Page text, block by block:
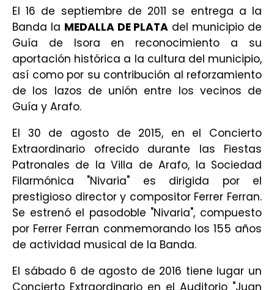
El 16 de septiembre de 2011 se entrega a la
Banda la MEDALLA DE PLATA del municipio de
Guía de Isora en reconocimiento a su
aportación histórica a la cultura del municipio,
así como por su contribución al reforzamiento
de los lazos de unión entre los vecinos de
Guía y Arafo.
El 30 de agosto de 2015, en el Concierto
Extraordinario ofrecido durante las Fiestas
Patronales de la Villa de Arafo, la Sociedad
Filarmónica "Nivaria" es dirigida por el
prestigioso director y compositor Ferrer Ferran.
Se estrenó el pasodoble "Nivaria", compuesto
por Ferrer Ferran conmemorando los 155 años
de actividad musical de la Banda.
El sábado 6 de agosto de 2016 tiene lugar un